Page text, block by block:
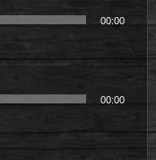
00:00
00:00